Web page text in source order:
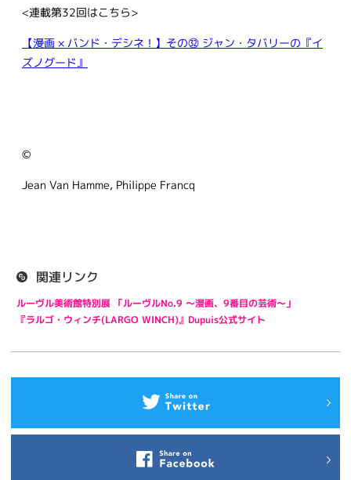
<連載第32回はこちら>
【漫画 × バンド・デシネ！】その㉜ ジャン・タバリーの『イ
ズノグード』
©
Jean Van Hamme, Philippe Francq
関連リンク
ルーヴル美術館特別展 「ルーヴルNo.9 ～漫画、9番目の芸術～」
『ラルゴ・ウィンチ(LARGO WINCH)』Dupuis公式サイト